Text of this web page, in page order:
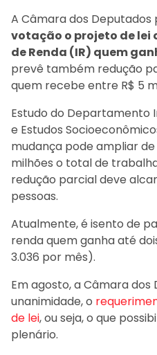
A Câmara dos
votação o projeto de lei
de Renda (IR) quem
prevê também redução
quem recebe entre R$ 5
Estudo do Departamento
e Estudos
mudança pode ampliar de
milhões o total de
redução parcial deve
pessoas.
Atualmente, é isento de
renda quem ganha até
3.036 por mês).
Em agosto, a Câmara
unanimidade, o
de lei, ou seja, o que
plenário.